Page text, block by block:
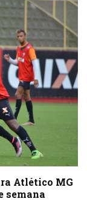
Atlético MG
semana